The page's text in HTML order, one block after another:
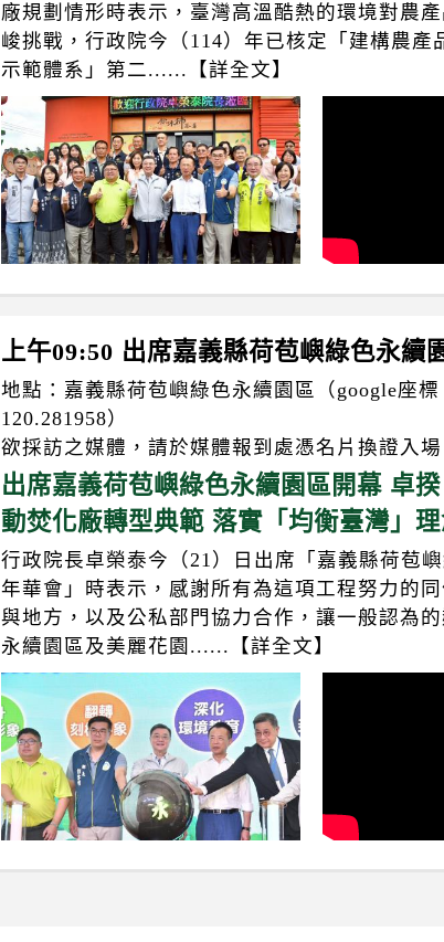
廠規劃情形時表示，臺灣高溫酷熱的環境對農
峻挑戰，行政院今（114）年已核定「建構農產
示範體系」第二......【詳全文】
上午09:50 出席嘉義縣荷苞嶼綠色永續
地點：嘉義縣荷苞嶼綠色永續園區（google座標
120.281958）
欲採訪之媒體，請於媒體報到處憑名片換證入場
出席嘉義荷苞嶼綠色永續園區開幕 卓
動焚化廠轉型典範 落實「均衡臺灣」
行政院長卓榮泰今（21）日出席「嘉義縣荷苞
年華會」時表示，感謝所有為這項工程努力的
與地方，以及公私部門協力合作，讓一般認為
永續園區及美麗花園......【詳全文】